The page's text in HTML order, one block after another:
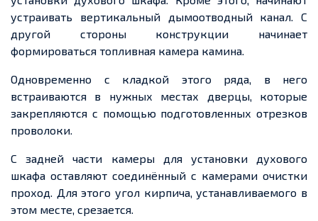
устраивать вертикальный дымоотводный канал. С
другой стороны конструкции начинает
формироваться топливная камера камина.
Одновременно с кладкой этого ряда, в него
встраиваются в нужных местах дверцы, которые
закрепляются с помощью подготовленных отрезков
проволоки.
С задней части камеры для установки духового
шкафа оставляют соединённый с камерами очистки
проход. Для этого угол кирпича, устанавливаемого в
этом месте, срезается.